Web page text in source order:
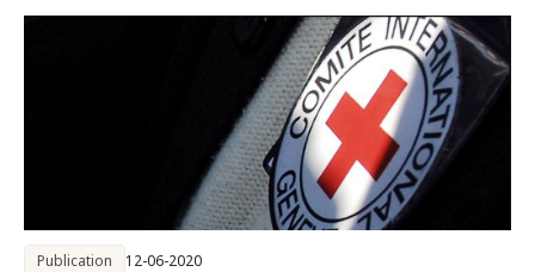
Publication 12-06-2020